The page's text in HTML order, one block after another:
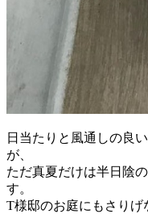
日当たりと風通しの良
が、
ただ真夏だけは半日陰
す。
T様邸のお庭にもさりげ